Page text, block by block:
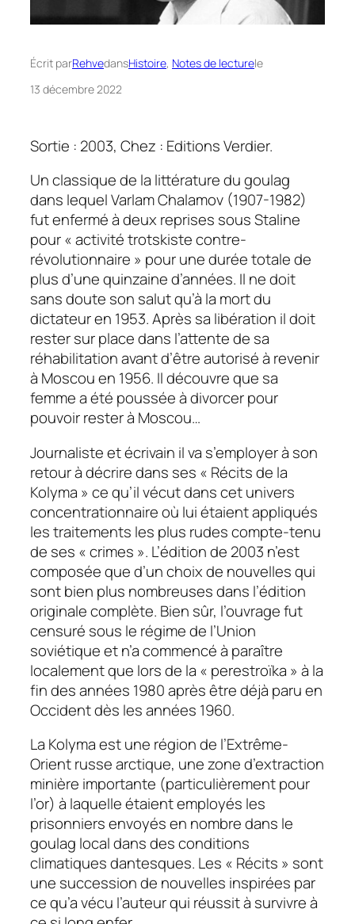
Écrit parRehvedansHistoire, Notes de lecturele
13 décembre 2022
Sortie : 2003, Chez : Editions Verdier.
Un classique de la littérature du goulag
dans lequel Varlam Chalamov (1907-1982)
fut enfermé à deux reprises sous Staline
pour « activité trotskiste contre-
révolutionnaire » pour une durée totale de
plus d’une quinzaine d’années. Il ne doit
sans doute son salut qu’à la mort du
dictateur en 1953. Après sa libération il doit
rester sur place dans l’attente de sa
réhabilitation avant d’être autorisé à revenir
à Moscou en 1956. Il découvre que sa
femme a été poussée à divorcer pour
pouvoir rester à Moscou…
Journaliste et écrivain il va s’employer à son
retour à décrire dans ses « Récits de la
Kolyma » ce qu’il vécut dans cet univers
concentrationnaire où lui étaient appliqués
les traitements les plus rudes compte-tenu
de ses « crimes ». L’édition de 2003 n’est
composée que d’un choix de nouvelles qui
sont bien plus nombreuses dans l’édition
originale complète. Bien sûr, l’ouvrage fut
censuré sous le régime de l’Union
soviétique et n’a commencé à paraître
localement que lors de la « perestroïka » à la
fin des années 1980 après être déjà paru en
Occident dès les années 1960.
La Kolyma est une région de l’Extrême-
Orient russe arctique, une zone d’extraction
minière importante (particulièrement pour
l’or) à laquelle étaient employés les
prisonniers envoyés en nombre dans le
goulag local dans des conditions
climatiques dantesques. Les « Récits » sont
une succession de nouvelles inspirées par
ce qu’a vécu l’auteur qui réussit à survivre à